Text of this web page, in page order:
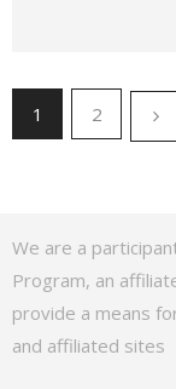
1 2
We are a
Program, an
provide a means
and affiliated sites